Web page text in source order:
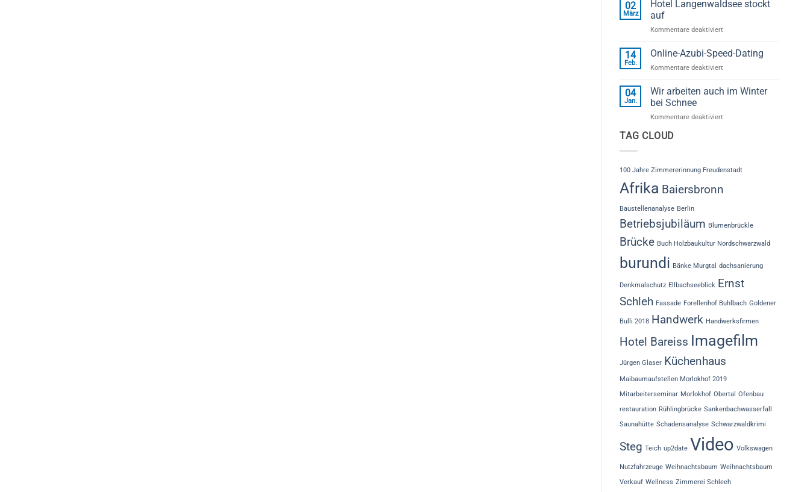
Besucher
Zimmerei
Verstärkung
unser
02
März
Hotel Langenwaldsee stockt
auf
Kommentare deaktiviert
Langenwaldsee
auf
14
Feb.
Online-Azubi-Speed-Dating
Kommentare deaktiviert
Azubi-
04
Jan.
Wir arbeiten auch im Winter
bei Schnee
Kommentare deaktiviert
Winter
Schnee
TAG CLOUD
100 Jahre Zimmererinnung Freudenstadt
Afrika Baiersbronn
Baustellenanalyse Berlin
Betriebsjubiläum Blumenbrückle
Brücke Buch Holzbaukultur Nordschwarzwald
burundi Bänke Murgtal dachsanierung
Denkmalschutz Ellbachseeblick Ernst
Schleh Fassade Forellenhof Buhlbach Goldener
Bulli 2018 Handwerk Handwerksfirmen
Hotel Bareiss Imagefilm
Jürgen Glaser Küchenhaus
Maibaumaufstellen Morlokhof 2019
Mitarbeiterseminar Morlokhof Obertal Ofenbau
restauration Rühlingbrücke Sankenbachwasserfall
Saunahütte Schadensanalyse Schwarzwaldkrimi
Steg Teich up2date Video Volkswagen
Nutzfahrzeuge Weihnachtsbaum Weihnachtsbaum
Verkauf Wellness Zimmerei Schleeh